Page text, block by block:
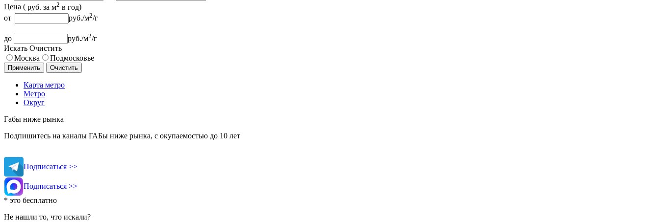
Цена ( руб. за м2 в год)
от
руб./м2/г
до руб./м2/г
Искать Очистить
Москва
Подмосковье
Применить Очистить
Карта метро
Метро
Округ
Габы ниже рынка
Подпишитесь на каналы ГАБы ниже рынка, с окупаемостью до 10 лет
Подписаться >>
Подписаться >>
* это бесплатно
Не нашли то, что искали?